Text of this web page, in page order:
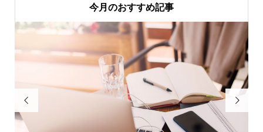
今月のおすすめ記事
 